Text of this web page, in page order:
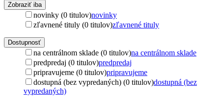
Zobraziť iba
novinky (0 titulov)novinky
zľavnené tituly (0 titulov)zľavnené tituly
Dostupnosť
na centrálnom sklade (0 titulov)na centrálnom sklade
predpredaj (0 titulov)predpredaj
pripravujeme (0 titulov)pripravujeme
dostupná (bez vypredaných) (0 titulov)dostupná (bez
vypredaných)